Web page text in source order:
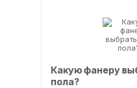
Какую фанеру
пола?